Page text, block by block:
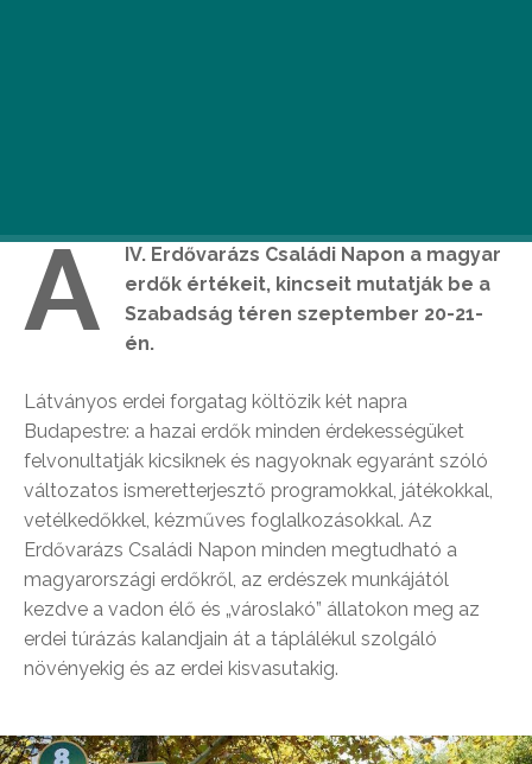
A
IV. Erdővarázs Családi Napon a magyar
erdők értékeit, kincseit mutatják be a
Szabadság téren szeptember 20-21-
én.
Látványos erdei forgatag költözik két napra
Budapestre: a hazai erdők minden érdekességüket
felvonultatják kicsiknek és nagyoknak egyaránt szóló
változatos ismeretterjesztő programokkal, játékokkal,
vetélkedőkkel, kézműves foglalkozásokkal. Az
Erdővarázs Családi Napon minden megtudható a
magyarországi erdőkről, az erdészek munkájától
kezdve a vadon élő és „városlakó” állatokon meg az
erdei túrázás kalandjain át a táplálékul szolgáló
növényekig és az erdei kisvasutakig.